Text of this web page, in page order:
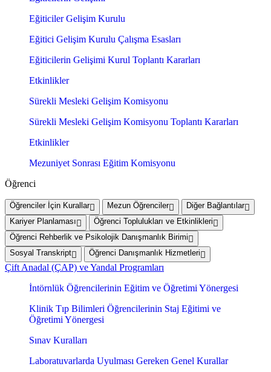
Eğiticiler Gelişim Kurulu
Eğitici Gelişim Kurulu Çalışma Esasları
Eğiticilerin Gelişimi Kurul Toplantı Kararları
Etkinlikler
Sürekli Mesleki Gelişim Komisyonu
Sürekli Mesleki Gelişim Komisyonu Toplantı Kararları
Etkinlikler
Mezuniyet Sonrası Eğitim Komisyonu
Öğrenci
Öğrenciler İçin Kurallar Mezun Öğrenciler
Diğer Bağlantılar
Kariyer Planlaması
Öğrenci Toplulukları ve Etkinlikleri
Öğrenci Rehberlik ve Psikolojik Danışmanlık Birimi
Sosyal Transkript
Öğrenci Danışmanlık Hizmetleri
Çift Anadal (ÇAP) ve Yandal Programları
İntörnlük Öğrencilerinin Eğitim ve Öğretimi Yönergesi
Klinik Tıp Bilimleri Öğrencilerinin Staj Eğitimi ve
Öğretimi Yönergesi
Sınav Kuralları
Laboratuvarlarda Uyulması Gereken Genel Kurallar